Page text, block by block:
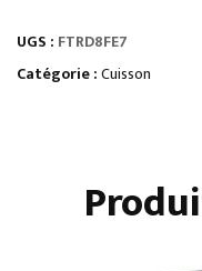
LISSE
1/3
ELECTRONIQUES
UGS : FTRD8FE7
Catégorie :Cuisson